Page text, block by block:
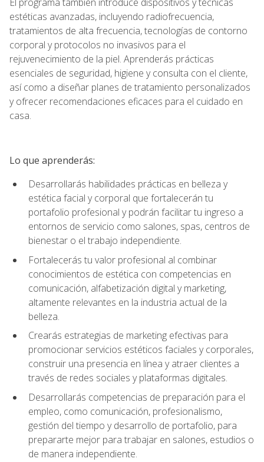
estéticas avanzadas, incluyendo radiofrecuencia,
tratamientos de alta frecuencia, tecnologías de contorno
corporal y protocolos no invasivos para el
rejuvenecimiento de la piel. Aprenderás prácticas
esenciales de seguridad, higiene y consulta con el cliente,
así como a diseñar planes de tratamiento personalizados
y ofrecer recomendaciones eficaces para el cuidado en
casa.
Lo que aprenderás:
Desarrollarás habilidades prácticas en belleza y
estética facial y corporal que fortalecerán tu
portafolio profesional y podrán facilitar tu ingreso a
entornos de servicio como salones, spas, centros de
bienestar o el trabajo independiente.
Fortalecerás tu valor profesional al combinar
conocimientos de estética con competencias en
comunicación, alfabetización digital y marketing,
altamente relevantes en la industria actual de la
belleza.
Crearás estrategias de marketing efectivas para
promocionar servicios estéticos faciales y corporales,
construir una presencia en línea y atraer clientes a
través de redes sociales y plataformas digitales.
Desarrollarás competencias de preparación para el
empleo, como comunicación, profesionalismo,
gestión del tiempo y desarrollo de portafolio, para
prepararte mejor para trabajar en salones, estudios o
de manera independiente.